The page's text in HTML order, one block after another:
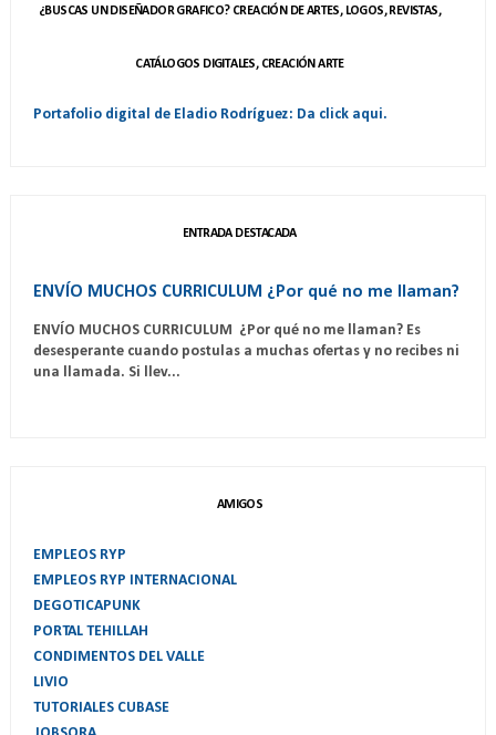
¿BUSCAS UN DISEÑADOR GRAFICO? CREACIÓN DE ARTES, LOGOS, REVISTAS,
CATÁLOGOS DIGITALES, CREACIÓN ARTE
Portafolio digital de Eladio Rodríguez: Da click aqui.
ENTRADA DESTACADA
ENVÍO MUCHOS CURRICULUM ¿Por qué no me llaman?
ENVÍO MUCHOS CURRICULUM ¿Por qué no me llaman? Es
desesperante cuando postulas a muchas ofertas y no recibes ni
una llamada. Si llev...
AMIGOS
EMPLEOS RYP
EMPLEOS RYP INTERNACIONAL
DEGOTICAPUNK
PORTAL TEHILLAH
CONDIMENTOS DEL VALLE
LIVIO
TUTORIALES CUBASE